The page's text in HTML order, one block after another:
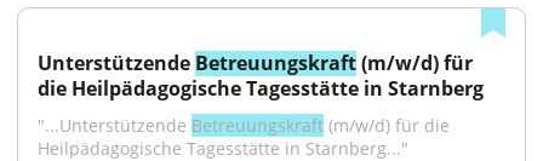
Unterstützende Betreuungskraft (m/w/d) für
die Heilpädagogische Tagesstätte in Starnberg
"...Unterstützende Betreuungskraft (m/w/d) für die
Heilpädagogische Tagesstätte in Starnberg..."